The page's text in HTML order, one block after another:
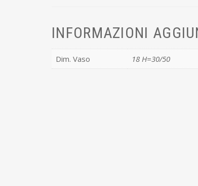
INFORMAZIONI
Dim. Vaso 18 H=30/50